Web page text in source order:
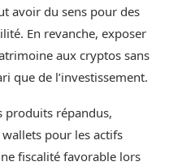
avoir du sens pour des
En revanche, exposer
aux cryptos sans
que de l’investissement.
produits répandus,
pour les actifs
fiscalité favorable lors